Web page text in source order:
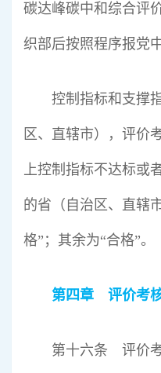
碳达峰碳中和综合评
织部后按照程序报党
控制指标和支撑
区、直辖市），评价
上控制指标不达标或
的省（自治区、直辖
格”；其余为“合格”。
第四章 评价考
第十六条 评价